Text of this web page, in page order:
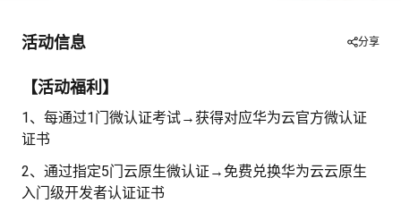
专
题
学
习
中
心
活动信息 分享
【活动福利】
1、每通过1门微认证考试→获得对应华为云官方微认证
证书
2、通过指定5门云原生微认证→免费兑换华为云云原生
入门级开发者认证证书